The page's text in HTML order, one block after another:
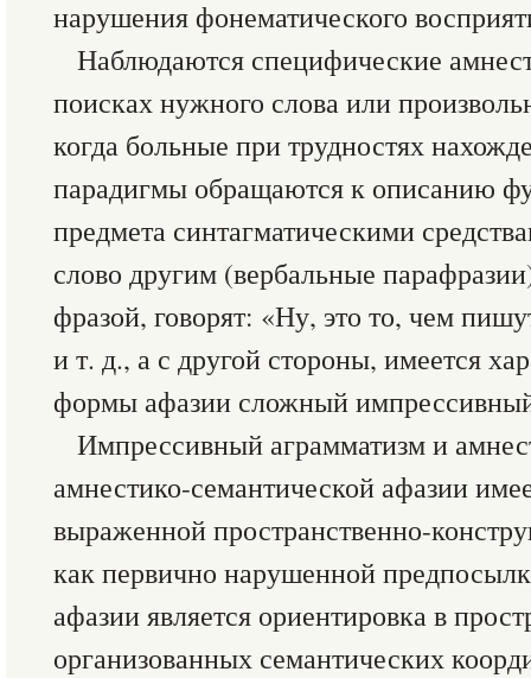
нарушения фонематического
Наблюдаются специфические
поисках нужного слова или
когда больные при трудностях
парадигмы обращаются к описанию
предмета синтагматическими
слово другим (вербальные
фразой, говорят: «Ну, это то, чем
и т. д., а с другой стороны, имеется
формы афазии сложный
Импрессивный аграмматизм и
амнестико-семантической афазии
выраженной пространственно-
как первично нарушенной
афазии является ориентировка в
организованных семантических